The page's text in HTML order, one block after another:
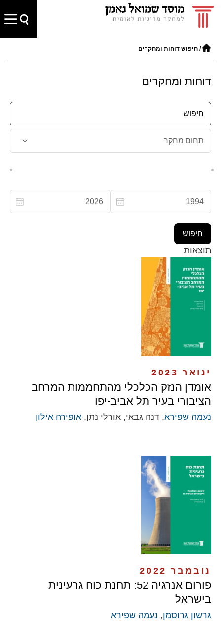
/ חיפוש דוחות ומחקרים
דוחות ומחקרים
תוצאות
ינואר 2023
אומדן הנזק הכלכלי מהתחממות המרחב
הציבורי בעיר תל אביב-יפו
נעמה שפירא, דנה גבאי, אורלי נתן, אופירה אילון
נובמבר 2022
פורום אנרגיה 52: תחנת כוח גרעינית
בישראל
גרשון גרוסמן, נעמה שפירא